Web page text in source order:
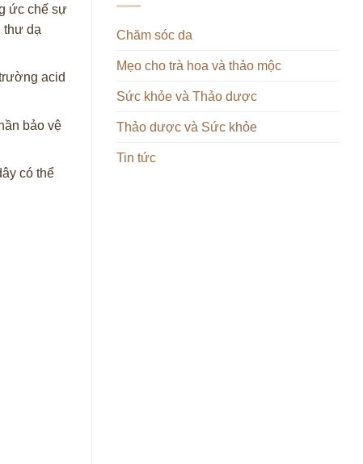
ức chế sự
thư dạ
acid
bảo vệ
có thể
Chăm sóc da
Mẹo cho trà hoa và thảo mộc
Sức khỏe và Thảo dược
Thảo dược và Sức khỏe
Tin tức